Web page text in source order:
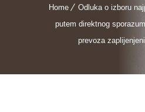
Home
Odluka o izboru
putem direktnog
prevoza